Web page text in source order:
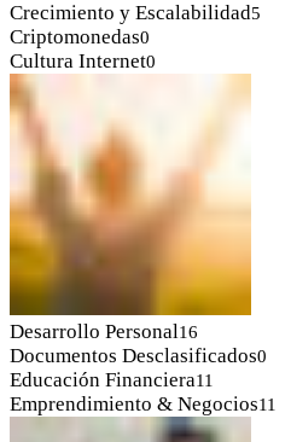
Crecimiento y Escalabilidad5
Criptomonedas0
Cultura Internet0
Desarrollo Personal16
Documentos Desclasificados0
Educación Financiera11
Emprendimiento & Negocios11